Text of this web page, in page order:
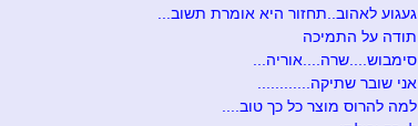
געגוע לאהוב..תחזור היא אומרת תשוב...
תודה על התמיכה
סימבוש....שרה....אוריה...
אני שובר שתיקה............
למה להרוס מוצר כל כך טוב....